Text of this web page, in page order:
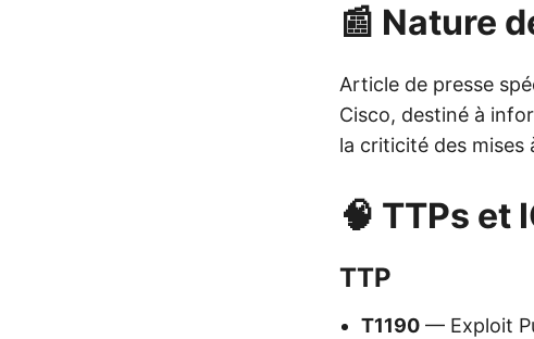
📰 Nature
Article de presse
Cisco, destiné à
la criticité des mises
🧠 TTPs et
TTP
T1190 — Exploit